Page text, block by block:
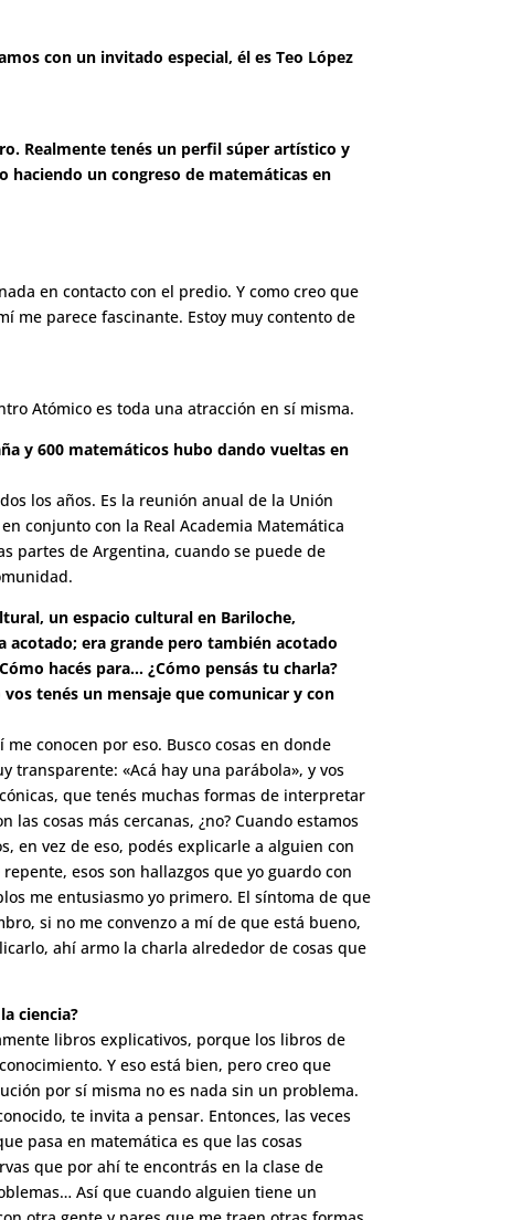
con un invitado especial, él es Teo López
Realmente tenés un perfil súper artístico y
un congreso de matemáticas en
en contacto con el predio. Y como creo que
me parece fascinante. Estoy muy contento de
Atómico es toda una atracción en sí misma.
y 600 matemáticos hubo dando vueltas en
los años. Es la reunión anual de la Unión
conjunto con la Real Academia Matemática
partes de Argentina, cuando se puede de
un espacio cultural en Bariloche,
era grande pero también acotado
hacés para… ¿Cómo pensás tu charla?
tenés un mensaje que comunicar y con
conocen por eso. Busco cosas en donde
transparente: «Acá hay una parábola», y vos
que tenés muchas formas de interpretar
cosas más cercanas, ¿no? Cuando estamos
en vez de eso, podés explicarle a alguien con
esos son hallazgos que yo guardo con
me entusiasmo yo primero. El síntoma de que
si no me convenzo a mí de que está bueno,
ahí armo la charla alrededor de cosas que
ciencia?
libros explicativos, porque los libros de
Y eso está bien, pero creo que
por sí misma no es nada sin un problema.
te invita a pensar. Entonces, las veces
pasa en matemática es que las cosas
que por ahí te encontrás en la clase de
Así que cuando alguien tiene un